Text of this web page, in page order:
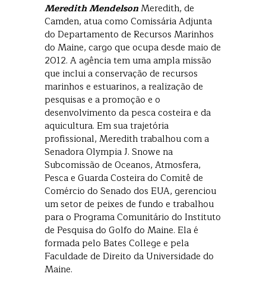
Meredith MendelsonMeredith, de
Camden, atua como Comissária Adjunta
do Departamento de Recursos Marinhos
do Maine, cargo que ocupa desde maio de
2012. A agência tem uma ampla missão
que inclui a conservação de recursos
marinhos e estuarinos, a realização de
pesquisas e a promoção e o
desenvolvimento da pesca costeira e da
aquicultura. Em sua trajetória
profissional, Meredith trabalhou com a
Senadora Olympia J. Snowe na
Subcomissão de Oceanos, Atmosfera,
Pesca e Guarda Costeira do Comitê de
Comércio do Senado dos EUA, gerenciou
um setor de peixes de fundo e trabalhou
para o Programa Comunitário do Instituto
de Pesquisa do Golfo do Maine. Ela é
formada pelo Bates College e pela
Faculdade de Direito da Universidade do
Maine.